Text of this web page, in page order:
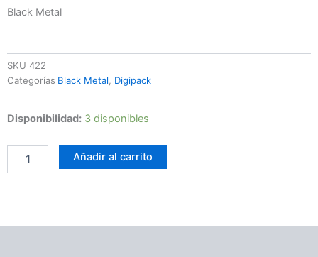
Black Metal
SKU 422
Categorías Black Metal, Digipack
Disponibilidad: 3 disponibles
Reign
Blood
Diabolical
Añadir al carrito